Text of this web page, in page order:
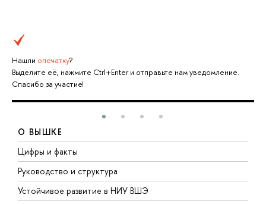
Нашли опечатку?
Выделите её, нажмите Ctrl+Enter и отправьте нам уведомление.
Спасибо за участие!
О ВЫШКЕ
Цифры и факты
Руководство и структура
Устойчивое развитие в НИУ ВШЭ